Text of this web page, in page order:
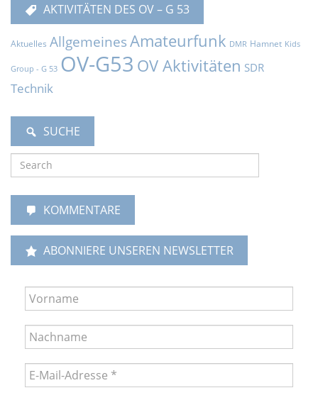
AKTIVITÄTEN DES OV – G 53
Aktuelles Allgemeines Amateurfunk DMR Hamnet Kids
Group - G 53 OV-G53 OV Aktivitäten SDR
Technik
SUCHE
KOMMENTARE
ABONNIERE UNSEREN NEWSLETTER